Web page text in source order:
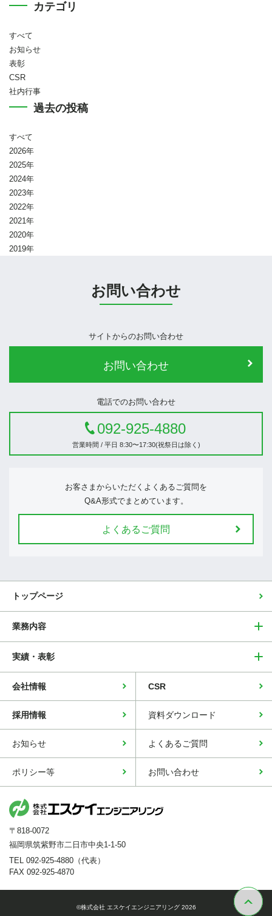
カテゴリ
すべて
お知らせ
表彰
CSR
社内行事
過去の投稿
すべて
2026年
2025年
2024年
2023年
2022年
2021年
2020年
2019年
お問い合わせ
サイトからのお問い合わせ
お問い合わせ
電話でのお問い合わせ
092-925-4880
営業時間 / 平日 8:30〜17:30(祝祭日は除く)
お客さまからいただくよくあるご質問を
Q&A形式でまとめています。
よくあるご質問
トップページ
業務内容
実績・表彰
会社情報 CSR
採用情報 資料ダウンロード
お知らせ よくあるご質問
ポリシー等 お問い合わせ
〒818-0072
福岡県筑紫野市二日市中央1-1-50
TEL 092-925-4880（代表）
FAX 092-925-4870
©株式会社 エスケイエンジニアリング 2026